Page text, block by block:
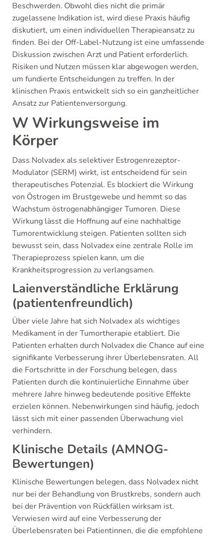
Beschwerden. Obwohl dies nicht die primär
zugelassene Indikation ist, wird diese Praxis häufig
diskutiert, um einen individuellen Therapieansatz zu
finden. Bei der Off-Label-Nutzung ist eine umfassende
Diskussion zwischen Arzt und Patient erforderlich.
Risiken und Nutzen müssen klar abgewogen werden,
um fundierte Entscheidungen zu treffen. In der
klinischen Praxis entwickelt sich so ein ganzheitlicher
Ansatz zur Patientenversorgung.
W Wirkungsweise im
Körper
Dass Nolvadex als selektiver Estrogenrezeptor-
Modulator (SERM) wirkt, ist entscheidend für sein
therapeutisches Potenzial. Es blockiert die Wirkung
von Östrogen im Brustgewebe und hemmt so das
Wachstum östrogenabhängiger Tumoren. Diese
Wirkung lässt die Hoffnung auf eine nachhaltige
Tumorentwicklung steigen. Patienten sollten sich
bewusst sein, dass Nolvadex eine zentrale Rolle im
Therapieprozess spielen kann, um die
Krankheitsprogression zu verlangsamen.
Laienverständliche Erklärung
(patientenfreundlich)
Über viele Jahre hat sich Nolvadex als wichtiges
Medikament in der Tumortherapie etabliert. Die
Patienten erhalten durch Nolvadex die Chance auf eine
signifikante Verbesserung ihrer Überlebensraten. All
die Fortschritte in der Forschung belegen, dass
Patienten durch die kontinuierliche Einnahme über
mehrere Jahre hinweg bedeutende positive Effekte
erzielen können. Nebenwirkungen sind häufig, jedoch
lässt sich mit einer passenden Überwachung viel
verhindern.
Klinische Details (AMNOG-
Bewertungen)
Klinische Bewertungen belegen, dass Nolvadex nicht
nur bei der Behandlung von Brustkrebs, sondern auch
bei der Prävention von Rückfällen wirksam ist.
Verwiesen wird auf eine Verbesserung der
Überlebensraten bei Patientinnen, die die empfohlene